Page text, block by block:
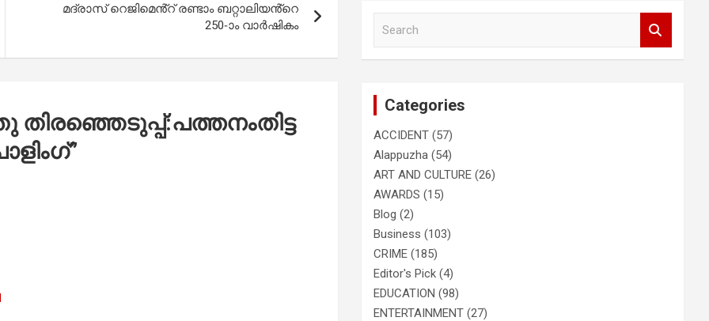
മദ്രാസ് റെജിമെൻ്റ് രണ്ടാം ബറ്റാലിയൻ്റെ
250-ാം വാർഷികം
”
Categories
ACCIDENT (57)
Alappuzha (54)
ART AND CULTURE (26)
AWARDS (15)
Blog (2)
Business (103)
CRIME (185)
Editor's Pick (4)
EDUCATION (98)
ENTERTAINMENT (27)